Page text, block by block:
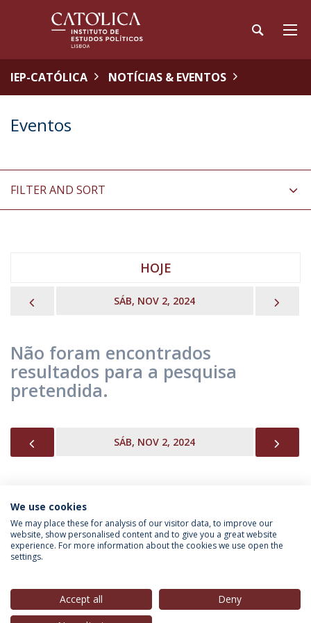
IEP-CATÓLICA NOTÍCIAS & EVENTOS
Eventos
FILTER AND SORT
HOJE
SÁB, NOV 2, 2024
Não foram encontrados
resultados para a pesquisa
pretendida.
SÁB, NOV 2, 2024
INFORMAÇÃO PARA
We use cookies
We may place these for analysis of our visitor data, to improve our
website, show personalised content and to give you a great website
experience. For more information about the cookies we use open the
settings.
Accept all
Deny